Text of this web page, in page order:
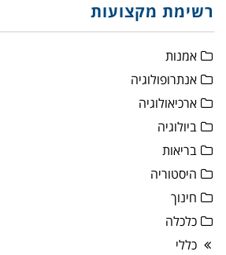
רשימת מקצועות
אמנות
אנתרופולוגיה
ארכיאולוגיה
ביולוגיה
בריאות
היסטוריה
חינוך
כלכלה
כללי